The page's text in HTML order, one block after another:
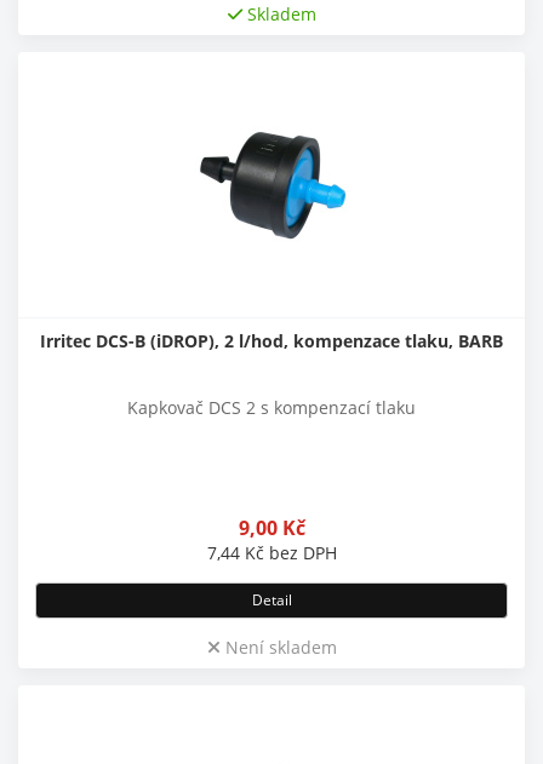
Skladem
Irritec DCS-B (iDROP), 2 l/hod, kompenzace tlaku, BARB
Kapkovač DCS 2 s kompenzací tlaku
9,00 Kč
7,44 Kč bez DPH
Detail
Není skladem